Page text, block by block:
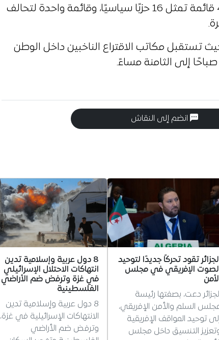
تضم 432 مترشحًا، منها 47 قائمة تمثل 16 حزبًا سياسيًا، وقائمة واحدة لتحالف
تستقبل مكاتب الاقتراع الناخبين داخل الوطن
إلى الثامنة مساءً.
انضم إلى النقاش
تقود تحركًا جديدًا لتوحيد
الإفريقي في مجلس
دعت، بصفتها رئيسة
السلم والأمن الإفريقي،
توحيد المواقف الإفريقية
التنسيق داخل مجلس
8 دول عربية وإسلامية تدين
انتهاكات الاحتلال الإسرائيلي
في غزة وترفض ضم الأراضي
الفلسطينية
8 دول عربية وإسلامية تدين
الانتهاكات الإسرائيلية في غزة،
وترفض ضم الأراضي